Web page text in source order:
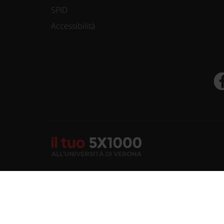
SPID
Accessibilità